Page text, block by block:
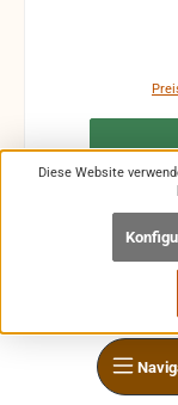
Diese Website